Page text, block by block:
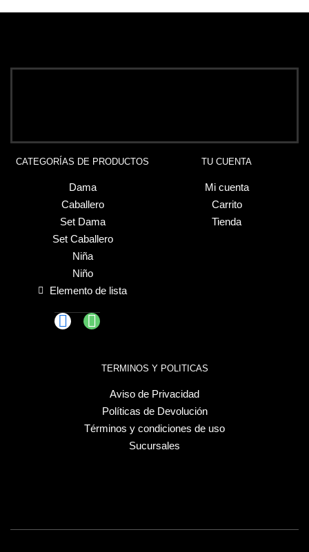
CATEGORÍAS DE PRODUCTOS
Dama
Caballero
Set Dama
Set Caballero
Niña
Niño
Elemento de lista
TU CUENTA
Mi cuenta
Carrito
Tienda
TERMINOS Y POLITICAS
Aviso de Privacidad
Políticas de Devolución
Términos y condiciones de uso
Sucursales